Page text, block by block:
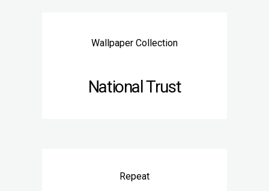
Wallpaper Collection
National Trust
Repeat